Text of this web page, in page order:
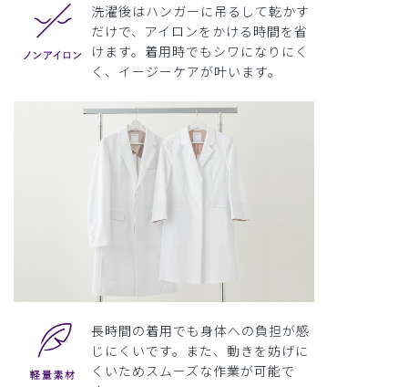
洗濯後はハンガーに吊るして乾かす
だけで、アイロンをかける時間を省
けます。着用時でもシワになりにく
く、イージーケアが叶います。
長時間の着用でも身体への負担が感
じにくいです。また、動きを妨げに
くいためスムーズな作業が可能で